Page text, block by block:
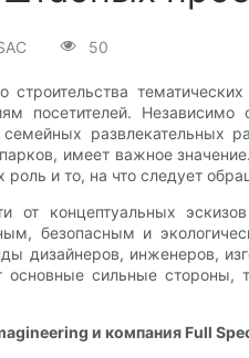
50
строительства
посетителей.
развлекательных
имеет важное
роль и то, на что следует
от концептуальных
безопасным и
дизайнеров, инженеров,
основные сильные стороны,
и компания Full